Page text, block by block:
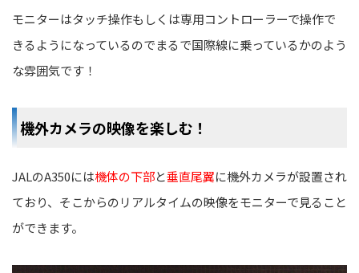
モニターはタッチ操作もしくは専用コントローラーで操作で
きるようになっているのでまるで国際線に乗っているかのよう
な雰囲気です！
機外カメラの映像を楽しむ！
JALのA350には機体の下部と垂直尾翼に機外カメラが設置され
ており、そこからのリアルタイムの映像をモニターで見ること
ができます。